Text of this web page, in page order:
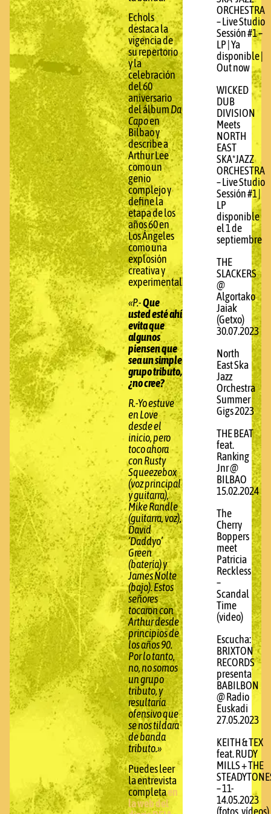
Echols
destaca la
vigencia de
su repertorio
y la
celebración
del 60
aniversario
del álbumDa
Capoen
Bilbao y
describe a
Arthur Lee
como un
genio
complejo y
define la
etapa de los
años 60 en
Los Ángeles
como una
explosión
creativa y
experimental.
«P.-Que
usted esté ahí
evita que
algunos
piensen que
sea un simple
grupo tributo,
¿no cree?
R.-Yo estuve
en Love
desde el
inicio, pero
toco ahora
con Rusty
Squeezebox
(voz principal
y guitarra),
Mike Randle
(guitarra, voz),
David
‘Daddyo’
Green
(batería) y
James Nolte
(bajo). Estos
señores
tocaron con
Arthur desde
principios de
los años 90.
Por lo tanto,
no, no somos
un grupo
tributo, y
resultaría
ofensivo que
se nos tildara
de banda
tributo.»
Puedes leer
la entrevista
completaen
la web del
ORCHESTRA
– Live Studio
Sessión #1 –
LP | Ya
disponible |
Out now
WICKED
DUB
DIVISION
Meets
NORTH
EAST
SKA*JAZZ
ORCHESTRA
– Live Studio
Sessión #1 |
LP
disponible
el 1 de
septiembre
THE
SLACKERS
@
Algortako
Jaiak
(Getxo)
30.07.2023
North
East Ska
Jazz
Orchestra
Summer
Gigs 2023
THE BEAT
feat.
Ranking
Jnr @
BILBAO
15.02.2024
The
Cherry
Boppers
meet
Patricia
Reckless
–
Scandal
Time
(video)
Escucha:
BRIXTON
RECORDS
presenta
BABILBON
@ Radio
Euskadi
27.05.2023
KEITH & TEX
feat. RUDY
MILLS + THE
– 11-
14.05.2023
(fotos, vídeos)